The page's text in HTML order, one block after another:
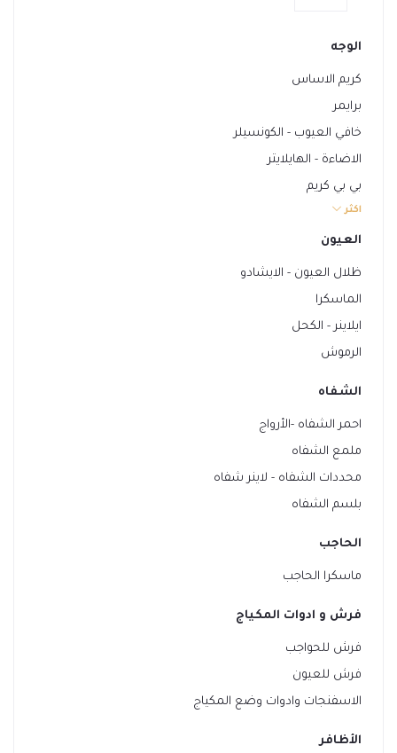
الوجه
كريم الاساس
برايمر
خافي العيوب - الكونسيلر
الاضاءة - الهايلايتر
بي بي كريم
الكونتور
بودرة الوجه
مثبت المكياج
مزيل المكياج
احمر الخدود - البلاشر
اكثر
العيون
ظلال العيون - الايشادو
الماسكرا
ايلاينر - الكحل
الرموش
الشفاه
احمر الشفاه -الأرواج
ملمع الشفاه
محددات الشفاه - لاينر شفاه
بلسم الشفاه
الحاجب
ماسكرا الحاجب
فرش و ادوات المكياج
فرش للحواجب
فرش للعيون
الاسفنجات وادوات وضع المكياج
الأظافر